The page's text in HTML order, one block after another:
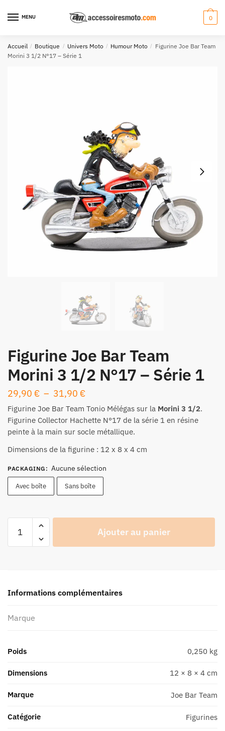
navigation
au
MENU 0
Accueil / Boutique / Univers Moto / Humour Moto /
Figurine Joe Bar Team
Morini 3 1/2 N°17 – Série 1
Figurine Joe Bar Team
Morini 3 1/2 N°17 – Série 1
29,90 € – 31,90 €Plage
de
prix :
29,90 €
à
Figurine Joe Bar Team Tonio Mélégas sur la Morini 3 1/2.
Figurine Collector Hachette N°17 de la série 1 en résine
peinte à la main sur socle métallique.
Dimensions de la figurine : 12 x 8 x 4 cm
PACKAGING : Aucune sélection
Avec boîte Sans boîte
Figurine
Morini
1/2
Série
Ajouter au panier
Informations complémentaires
Marque
Poids 0,250 kg
Dimensions 12 × 8 × 4 cm
Marque Joe Bar Team
Catégorie Figurines